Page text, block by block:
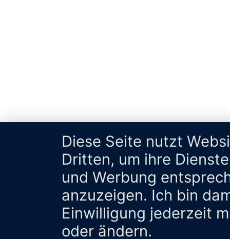
Diese Seite nutzt
Dritten, um ihre
und Werbung
anzuzeigen. Ich bin
Einwilligung jederzeit
oder ändern.